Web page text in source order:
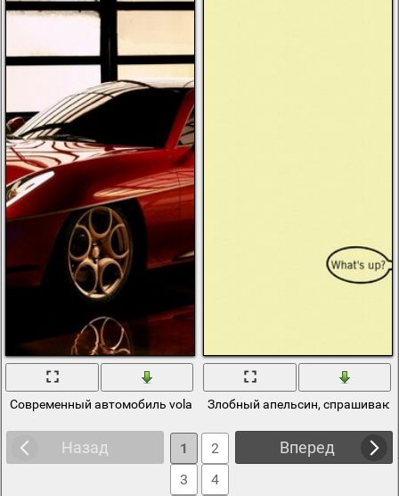
Современный автомобиль volante in red colour
Злобный апельсин,
Назад Вперед
1
2
3
4